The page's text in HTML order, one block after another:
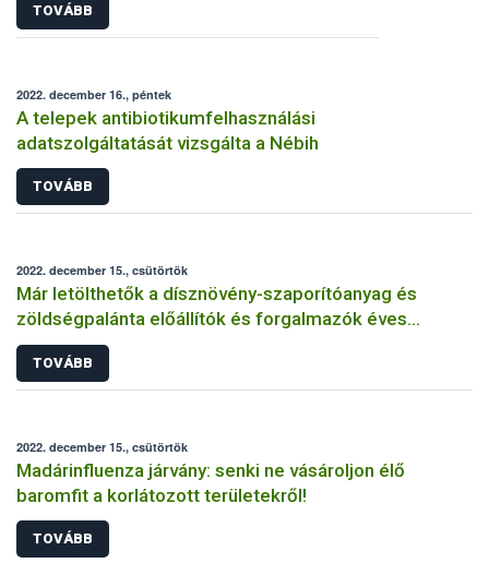
TOVÁBB
2022. december 16., péntek
A telepek antibiotikumfelhasználási
adatszolgáltatását vizsgálta a Nébih
TOVÁBB
2022. december 15., csütörtök
Már letölthetők a dísznövény-szaporítóanyag és
zöldségpalánta előállítók és forgalmazók éves
bejelentőlapjai
TOVÁBB
2022. december 15., csütörtök
Madárinfluenza járvány: senki ne vásároljon élő
baromfit a korlátozott területekről!
TOVÁBB